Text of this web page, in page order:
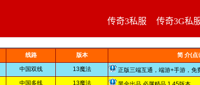
传奇3私服 传奇3G私